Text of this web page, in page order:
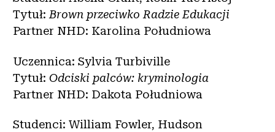
Tytuł: Brown przeciwko Radzie Edukacji
Partner NHD: Karolina Południowa
Uczennica: Sylvia Turbiville
Tytuł: Odciski palców: kryminologia
Partner NHD: Dakota Południowa
Studenci: William Fowler, Hudson